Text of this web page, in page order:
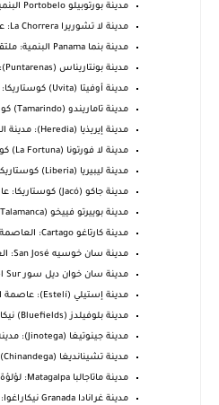
مدينة بورتوبيلو Portobelo البنمية: ميناء الذهب ومد...
مدينة لا تشوريرا La Chorrera: عروس الغرب البنمي وم...
مدينة بنما Panama البنمية: ملتقى القارات وجوهرة ال...
مدينة بونتاريناس (Puntarenas): لؤلؤة المحيط الهاد...
مدينة أوفيتا (Uvita) كوستاريكا: موطن ذيل الحوت وج...
مدينة تاماريندو (Tamarindo) كوستاريكا: عاصمة الشمس...
مدينة إيريذيا (Heredia): مدينة الزهور والقلب الثقا...
مدينة لا فورتونا (La Fortuna) كوستاريكا: عاصمة الم...
مدينة ليبيريا (Liberia) كوستاريكا: جوهرة الشمال وا...
مدينة جاكو (Jacó) كوستاريكا: عاصمة ركوب الأمواج وا...
مدينة بوييرتو فييخو (Puerto Viejo de Talamanca): ...
مدينة كارتاغو Cartago: العاصمة التاريخية الاولى وم...
مدينة سان خوسيه San José: العاصمة وواحة الجمال وال...
مدينة سان خوان ديل سور San Juan del Sur النيكاراغو...
مدينة إستيلي (Estelí): عاصمة التبغ وجوهرة المرتفعا...
مدينة بلوفيلدز (Bluefields) نيكاراغوا: عاصمة الكا...
مدينة جينوتيغا (Jinotega): مدينة الضباب وعاصمة الذ...
مدينة تشينانديغا (Chinandega): عاصمة الزراعة وبواب...
مدينة ماتاجالبا Matagalpa: لؤلؤة الشمال وعاصمة الق...
مدينة غرانادا Granada نيكاراغوا: سحر العمارة الاست...